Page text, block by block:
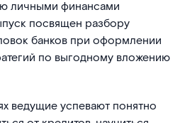
личными финансами
посвящен разбору
банков при оформлении
по выгодному вложению
ведущие успевают понятно